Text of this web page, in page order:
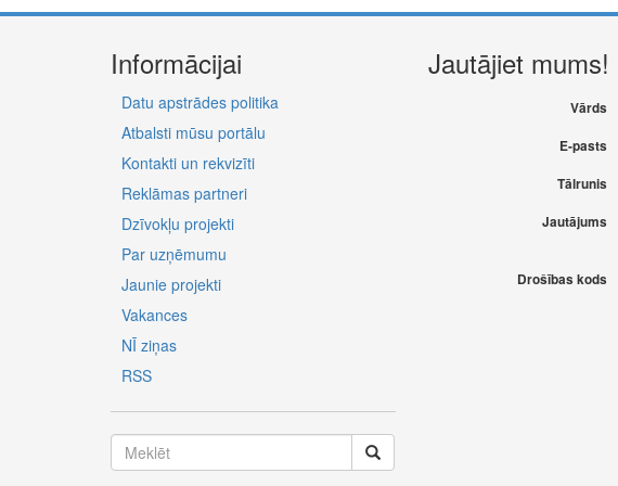
Informācijai
Datu apstrādes politika
Atbalsti mūsu portālu
Kontakti un rekvizīti
Reklāmas partneri
Dzīvokļu projekti
Par uzņēmumu
Jaunie projekti
Vakances
NĪ ziņas
RSS
Jautājiet mums!
Vārds
E-pasts
Tālrunis
Jautājums
Drošības kods